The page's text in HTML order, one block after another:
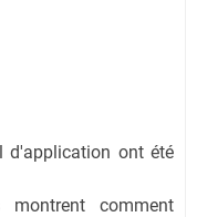
d'application ont été
montrent comment